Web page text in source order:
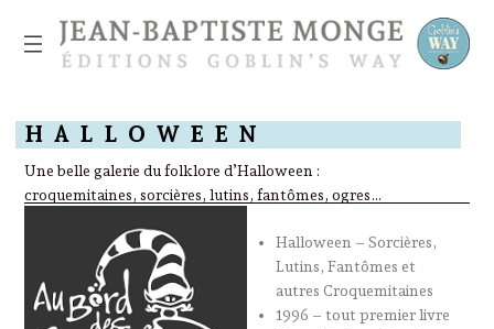
H A L L O W E E N
Une belle galerie du folklore d’Halloween :
croquemitaines, sorcières, lutins, fantômes, ogres…
Halloween – Sorcières,
Lutins, Fantômes et
autres Croquemitaines
1996 – tout premier livre